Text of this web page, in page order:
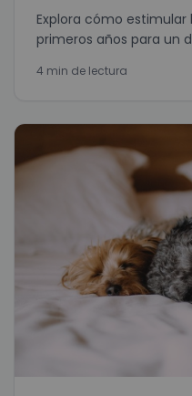
Explora cómo
primeros años para un
4 min de lectura